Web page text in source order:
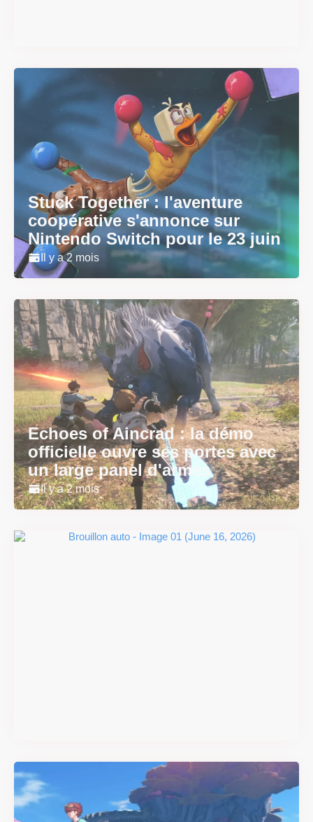
Stuck Together : l'aventure
coopérative s'annonce sur
Nintendo Switch pour le 23 juin
Il y a 2 mois
Echoes of Aincrad : la démo
officielle ouvre ses portes avec
un large panel d'armes
Il y a 2 mois